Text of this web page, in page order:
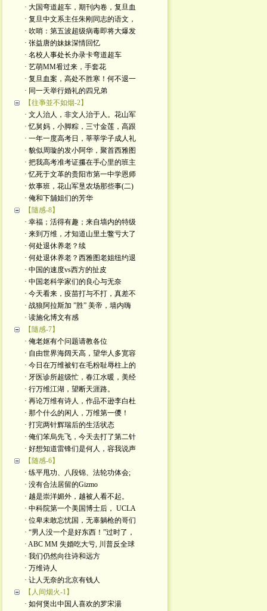
· 大国弯道超车，期刊内卷，复旦血
· 复旦中文系主任朱刚同志的语文，
· 吹哨：第五波超级病毒即将大爆发
· 张益唐的妹妹深情回忆
· 名校人事处长办录卡弯道超车
· 艺萌MM㸔过来，手套花
· 复旦血案，高处不胜寒！何不退一
· 同一天举行婚礼的四兄弟
【往亊並不如烟-2】
· 文人治人，非文人治于人。花山军
· 忆舅妈，小脚粽，三寸金莲，高跟
· 一年一度高考日，莘莘学子成人礼
· 貌似周璇的发小阿华，聚首西雅图
· 把我高考准考证攥在手心里的班主
· 忆死于文革的贵阳市第一中学恩师
· 炊事班，花山军垦农场那些事(二)
· 俺和下舖姐们的芳华
【隨感-8】
· 幸福；活得有趣；来自墙内的特级
· 来到万维，才知道山里土鳖亏大了
· 何处退休养老？续
· 何处退休养老？西雅图老姐纽约退
· 中国的速度vs西方的扯皮
· 中国老科学家们的良心与无奈
· 今天看来，疫苗打与不打，真差不
· 战狼阿拉斯加 ”胜” 美帝，墙内嗨
· 读施化博文有感
【隨感-7】
· 俺老妪有个问题请教各位
· 自由世界海阔天高，望华人多宽容
· 今日在万维被钉在毛粉耻辱柱上的
· 牙医诊所超级忙，春江水暖，美经
· 行万维江湖，望断天涯路。
· 再论万维有诗人，作品不逊李白杜
· 那个什么的闲人，万维第一儍！
· 打完两针辉瑞后的生活状态
· 俺们笨烏先飞，今天去打了第二针
· 好想知道雷锋们是何人，容我说声
【随感-6】
· 练平甩功、八段锦、法轮功体会;
· 没有合法居留的Gizmo
· 越是崇洋媚外，越被人看不起。
· 中科院第一个美国博士后， UCLA
· 位卑未敢忘忧国，无辜躺枪的哥们
· “男人没一个是好东西！”过时了，
· ABC MM 失婚吃大亏, 川普反全球
· 我们仍然向往诗和远方
· 万维诗人
· 让人无奈的北京有钱人
【人间烟火-1】
· 如何煲出中国人喜欢的罗宋湯